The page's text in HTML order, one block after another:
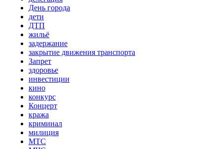
День города
дети
ДТП
жильё
задержание
закрытие движения транспорта
Запрет
здоровье
инвестиции
кино
конкурс
Концерт
кража
криминал
милиция
МТС